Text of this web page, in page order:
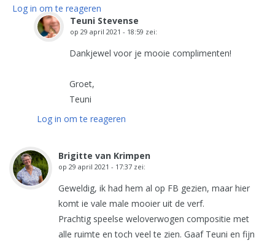
Log in om te reageren
Teuni Stevense
op 29 april 2021 - 18:59 zei:
Dankjewel voor je mooie complimenten!
Groet,
Teuni
Log in om te reageren
Brigitte van Krimpen
op 29 april 2021 - 17:37 zei:
Geweldig, ik had hem al op FB gezien, maar hier
komt ie vale male mooier uit de verf.
Prachtig speelse weloverwogen compositie met
alle ruimte en toch veel te zien. Gaaf Teuni en fijn